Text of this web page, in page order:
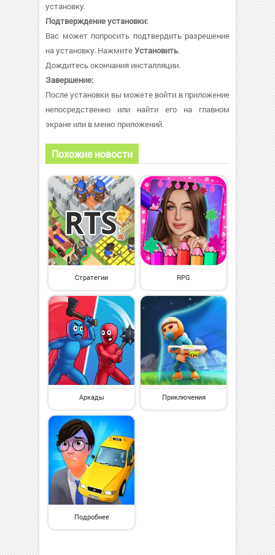
установку.
Подтверждение установки:
Вас может попросить подтвердить разрешение
на установку. НажмитеУстановить.
Дождитесь окончания инсталляции.
Завершение:
После установки вы можете войти в приложение
непосредственно или найти его на главном
экране или в меню приложений.
Похожие новости
Стратегии RPG
Аркады Приключения
Подробнее